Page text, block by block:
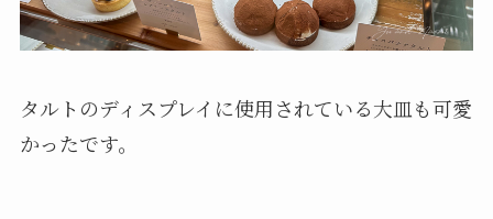
タルトのディスプレイに使用されている大皿も可愛
かったです。